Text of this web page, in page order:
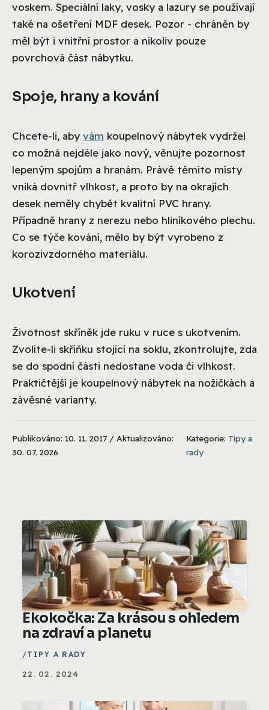
voskem. Speciální laky, vosky a lazury se používají
také na ošetření MDF desek. Pozor - chráněn by
měl být i vnitřní prostor a nikoliv pouze
povrchová část nábytku.
Spoje, hrany a kování
Chcete-li, aby vám koupelnový nábytek vydržel
co možná nejdéle jako nový, věnujte pozornost
lepeným spojům a hranám. Právě těmito místy
vniká dovnitř vlhkost, a proto by na okrajích
desek neměly chybět kvalitní PVC hrany.
Případně hrany z nerezu nebo hliníkového plechu.
Co se týče kování, mělo by být vyrobeno z
korozivzdorného materiálu.
Ukotvení
Životnost skříněk jde ruku v ruce s ukotvením.
Zvolíte-li skříňku stojící na soklu, zkontrolujte, zda
se do spodní části nedostane voda či vlhkost.
Praktičtější je koupelnový nábytek na nožičkách a
závěsné varianty.
Publikováno: 10. 11. 2017 / Aktualizováno:
30. 07. 2026
Kategorie: Tipy a
rady
Ekokočka: Za krásou s ohledem
na zdraví a planetu
TIPY A RADY
22. 02. 2024